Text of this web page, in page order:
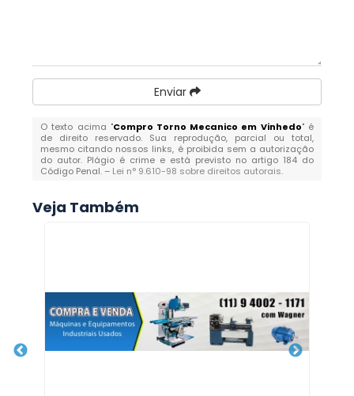
Enviar
O texto acima "Compro Torno Mecanico em Vinhedo" é
de direito reservado. Sua reprodução, parcial ou total,
mesmo citando nossos links, é proibida sem a autorização
do autor. Plágio é crime e está previsto no artigo 184 do
Código Penal. – Lei n° 9.610-98 sobre direitos autorais.
Veja Também